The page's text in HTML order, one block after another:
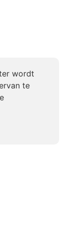
wordt
te